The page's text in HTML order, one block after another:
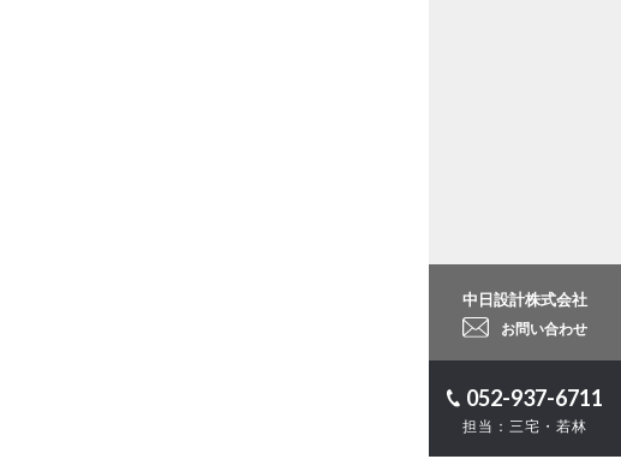
中日設計株式会社
お問い合わせ
052-937-6711
担当：三宅・若林